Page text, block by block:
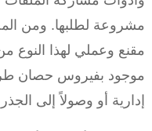
مشروعة لطلبها. ومن
مقنع وعملي لهذا النوع
موجود بفيروس حصان
إدارية أو وصولاً إلى